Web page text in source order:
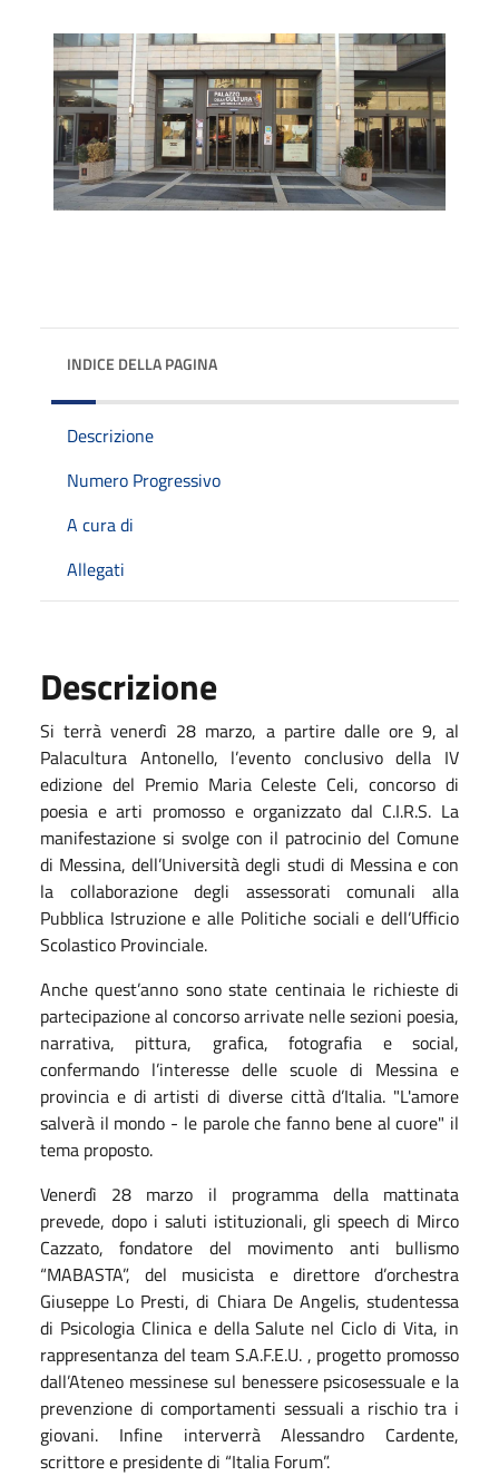
INDICE DELLA PAGINA
Descrizione
Numero Progressivo
A cura di
Allegati
Descrizione
Si terrà venerdì 28 marzo, a partire dalle ore 9, al
Palacultura Antonello, l’evento conclusivo della IV
edizione del Premio Maria Celeste Celi, concorso di
poesia e arti promosso e organizzato dal C.I.R.S. La
manifestazione si svolge con il patrocinio del Comune
di Messina, dell’Università degli studi di Messina e con
la collaborazione degli assessorati comunali alla
Pubblica Istruzione e alle Politiche sociali e dell’Ufficio
Scolastico Provinciale.
Anche quest’anno sono state centinaia le richieste di
partecipazione al concorso arrivate nelle sezioni poesia,
narrativa, pittura, grafica, fotografia e social,
confermando l’interesse delle scuole di Messina e
provincia e di artisti di diverse città d’Italia. "L'amore
salverà il mondo - le parole che fanno bene al cuore" il
tema proposto.
Venerdì 28 marzo il programma della mattinata
prevede, dopo i saluti istituzionali, gli speech di Mirco
Cazzato, fondatore del movimento anti bullismo
“MABASTA”, del musicista e direttore d’orchestra
Giuseppe Lo Presti, di Chiara De Angelis, studentessa
di Psicologia Clinica e della Salute nel Ciclo di Vita, in
rappresentanza del team S.A.F.E.U. , progetto promosso
dall’Ateneo messinese sul benessere psicosessuale e la
prevenzione di comportamenti sessuali a rischio tra i
giovani. Infine interverrà Alessandro Cardente,
scrittore e presidente di “Italia Forum”.